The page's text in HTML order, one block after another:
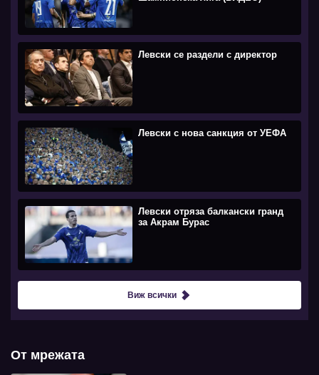
Левски се раздели с директор
Левски с нова санкция от УЕФА
Левски отряза балкански гранд
за Акрам Бурас
Виж всички
От мрежата